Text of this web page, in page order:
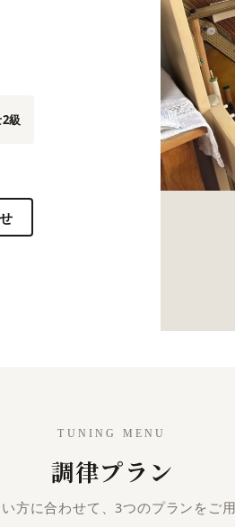
級
TUNING MENU
調律プラン
方に合わせて、3つのプランをご